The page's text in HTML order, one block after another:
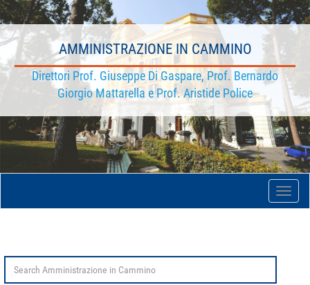
AMMINISTRAZIONE IN CAMMINO
Direttori Prof. Giuseppe Di Gaspare, Prof. Bernardo
Giorgio Mattarella e Prof. Aristide Police
Toggle
for: